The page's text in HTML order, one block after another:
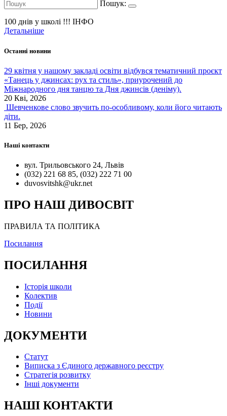
Пошук:
100 днів у школі !!! ІНФО
Детальніше
Останні новини
29 квітня у нашому закладі освіти відбувся тематичний проєкт
«Танець у джинсах: рух та стиль», приурочений до
Міжнародного дня танцю та Дня джинсів (деніму).
20 Кві, 2026
Шевченкове слово звучить по-особливому, коли його читають
діти.
11 Бер, 2026
Наші контакти
вул. Трильовського 24, Львів
(032) 221 68 85, (032) 222 71 00
duvosvitshk@ukr.net
ПРО НАШ ДИВОСВІТ
ПРАВИЛА ТА ПОЛІТИКА
Посилання
ПОСИЛАННЯ
Історія школи
Колектив
Події
Новини
ДОКУМЕНТИ
Статут
Виписка з Єдиного державного реєстру
Стратегія розвитку
Інші документи
НАШІ КОНТАКТИ